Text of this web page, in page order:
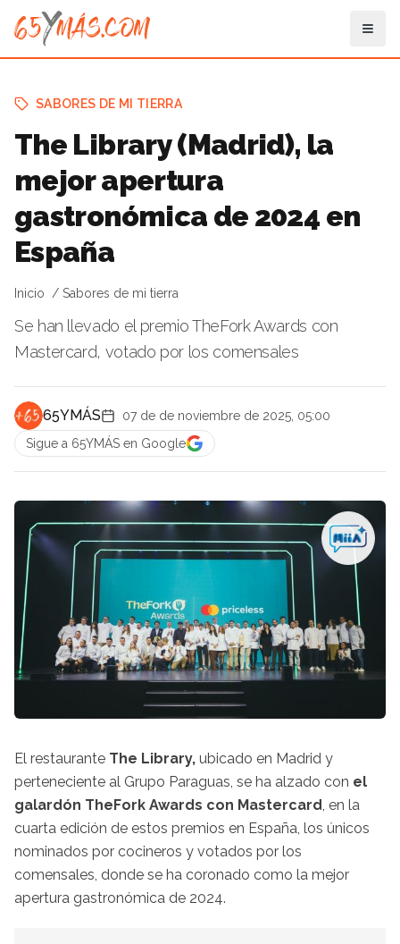
SABORES DE MI TIERRA
The Library (Madrid), la
mejor apertura
gastronómica de 2024 en
España
Inicio Sabores de mi tierra
Se han llevado el premio TheFork Awards con
Mastercard, votado por los comensales
65YMÁS
07 de de noviembre de 2025, 05:00
Sigue a 65YMÁS en Google
El restaurante The Library, ubicado en Madrid y
perteneciente al Grupo Paraguas, se ha alzado con el
galardón TheFork Awards con Mastercard, en la
cuarta edición de estos premios en España, los únicos
nominados por cocineros y votados por los
comensales, donde se ha coronado como la mejor
apertura gastronómica de 2024.